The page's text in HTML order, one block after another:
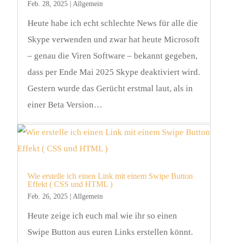
Feb. 28, 2025| Allgemein
Heute habe ich echt schlechte News für alle die
Skype verwenden und zwar hat heute Microsoft
– genau die Viren Software – bekannt gegeben,
dass per Ende Mai 2025 Skype deaktiviert wird.
Gestern wurde das Gerücht erstmal laut, als in
einer Beta Version…
Wie erstelle ich einen Link mit einem Swipe Button
Effekt ( CSS und HTML )
Feb. 26, 2025| Allgemein
Heute zeige ich euch mal wie ihr so einen
Swipe Button aus euren Links erstellen könnt.